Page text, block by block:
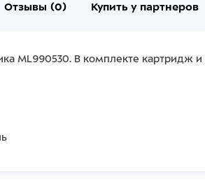
Отзывы (0) Купить у партнеров
ML990530. В комплекте картридж